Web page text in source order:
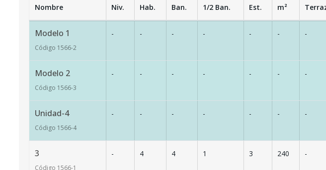
Nombre Niv. Hab. Ban. 1/2 Ban. Est. m²
Modelo 1
Código 1566-2
- - - - - - -
Modelo 2
Código 1566-3
- - - - - - -
Unidad-4
Código 1566-4
- - - - - - -
3
Código 1566-1
- 4 4 1 3 240 -